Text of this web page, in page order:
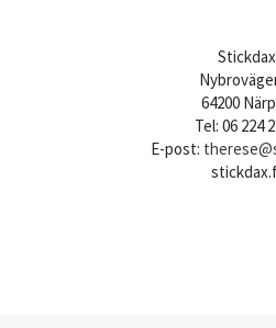
Stickdax
64200
Tel: 06 224
E-post: